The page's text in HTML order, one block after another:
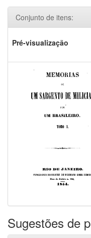
Conjunto de itens:
Pré-visualização
Sugestões de